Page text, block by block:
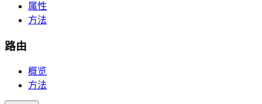
属性
方法
路由
概览
方法